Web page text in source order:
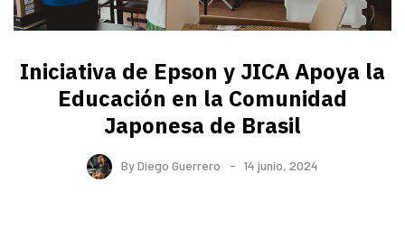
Iniciativa de Epson y JICA Apoya la
Educación en la Comunidad
Japonesa de Brasil
ByDiego Guerrero 14 junio, 2024